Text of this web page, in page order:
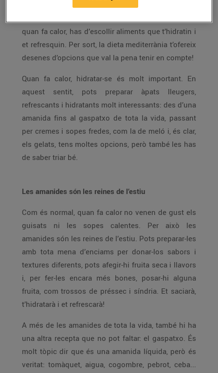
perquè això passa a moltes persones. Per això és
quan fa calor, has d’escollir aliments que t’hidratin i
et refresquin. Per sort, la dieta mediterrània t’ofereix
desenes d’opcions que val la pena tenir en compte!
Quan fa calor, hidratar-se és molt important. En
aquest sentit, pots preparar àpats lleugers,
refrescants i hidratants molt interessants: des d’una
amanida fins al gaspatxo de tota la vida, passant
per cremes i sopes fredes, com la de meló i, és clar,
els gelats, tens moltes opcions, però també les has
de saber triar bé.
Les amanides són les reines de l’estiu
Com és normal, quan fa calor no venen de gust els
guisats ni les sopes calentes. Per això les
amanides són les reines de l’estiu. Pots preparar-les
amb tota mena d’enciams per donar-los sabors i
textures diferents, pots afegir-hi fruita seca i llavors
i, per fer-les encara més bones, posar-hi alguna
fruita, com trossos de préssec i síndria. Et saciarà,
t’hidratarà i et refrescarà!
A més de les amanides de tota la vida, també hi ha
una altra recepta que no pot faltar: el gaspatxo. És
molt tòpic dir que és una amanida líquida, però és
veritat: tomàquet, aigua, cogombre, pebrot, ceba...